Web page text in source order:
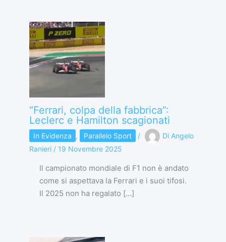
“Ferrari, colpa della fabbrica”:
Leclerc e Hamilton scagionati
In Evidenza , Parallelo Sport / Di Angelo
Ranieri / 19 Novembre 2025
Il campionato mondiale di F1 non è andato
come si aspettava la Ferrari e i suoi tifosi.
Il 2025 non ha regalato […]